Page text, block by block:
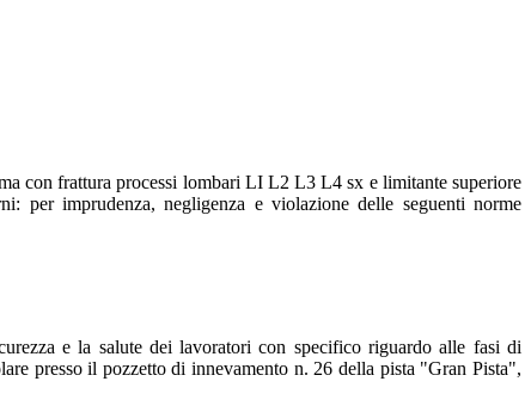
con frattura processi lombari LI L2 L3 L4 sx e limitante superiore
per imprudenza, negligenza e violazione delle seguenti norme
e la salute dei lavoratori con specifico riguardo alle fasi di
presso il pozzetto di innevamento n. 26 della pista "Gran Pista",